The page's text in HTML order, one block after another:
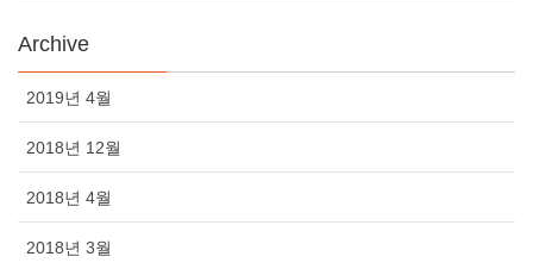
Archive
2019년 4월
2018년 12월
2018년 4월
2018년 3월